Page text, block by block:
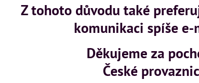
Z tohoto důvodu také
komunikaci spíše
Děkujeme za
České